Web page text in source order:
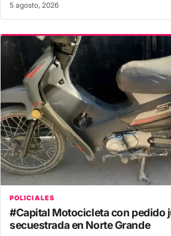
5 agosto, 2026
POLICIALES
#Capital Motocicleta con pedido
secuestrada en Norte Grande